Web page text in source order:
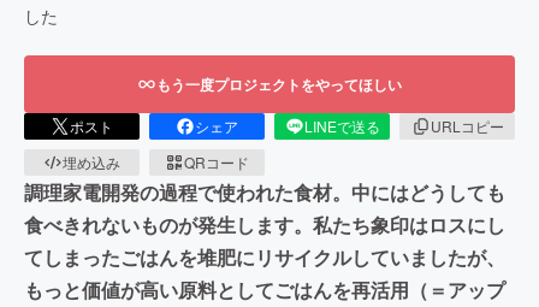
した
もう一度プロジェクトをやってほしい
ポスト シェア LINEで送る
URLコピー
埋め込み
QRコード
調理家電開発の過程で使われた食材。中にはどうしても
食べきれないものが発生します。私たち象印はロスにし
てしまったごはんを堆肥にリサイクルしていましたが、
もっと価値が高い原料としてごはんを再活用（＝アップ